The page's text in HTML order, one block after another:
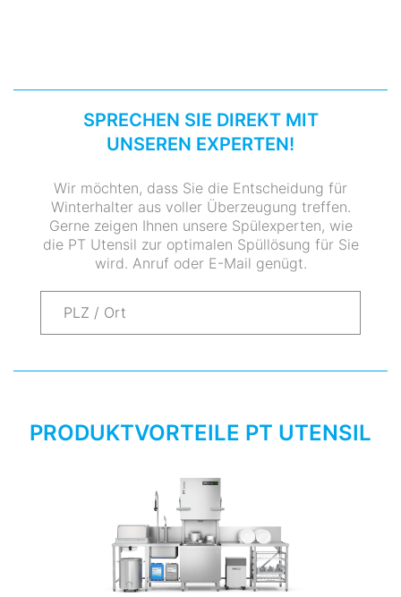
SPRECHEN SIE DIREKT MIT
UNSEREN EXPERTEN!
Wir möchten, dass Sie die Entscheidung für
Winterhalter aus voller Überzeugung treffen.
Gerne zeigen Ihnen unsere Spülexperten, wie
die PT Utensil zur optimalen Spüllösung für Sie
wird. Anruf oder E-Mail genügt.
PRODUKTVORTEILE PT UTENSIL